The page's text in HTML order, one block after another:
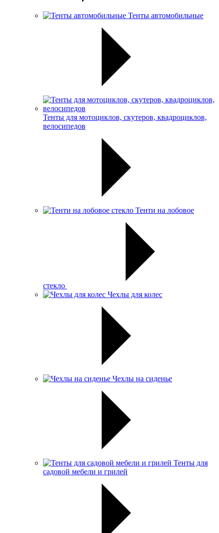
Тенты автомобильные
Тенты для мотоциклов, скутеров, квадроциклов,
велосипедов
Тенти на лобовое
стекло
Чехлы для колес
Чехлы на сиденье
Тенты для
садовой мебели и грилей